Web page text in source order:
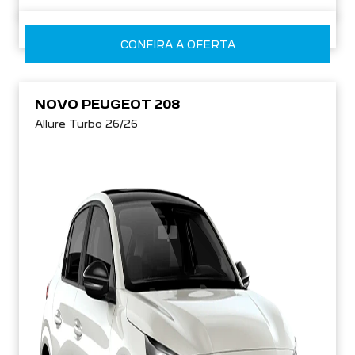
CONFIRA A OFERTA
NOVO PEUGEOT 208
Allure Turbo 26/26